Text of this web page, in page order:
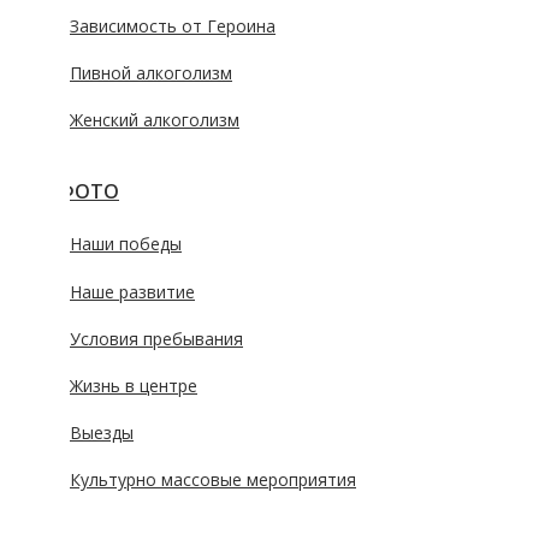
Зависимость от Героина
Пивной алкоголизм
Женский алкоголизм
Наши победы
Наше развитие
Условия пребывания
Жизнь в центре
Культурно массовые мероприятия